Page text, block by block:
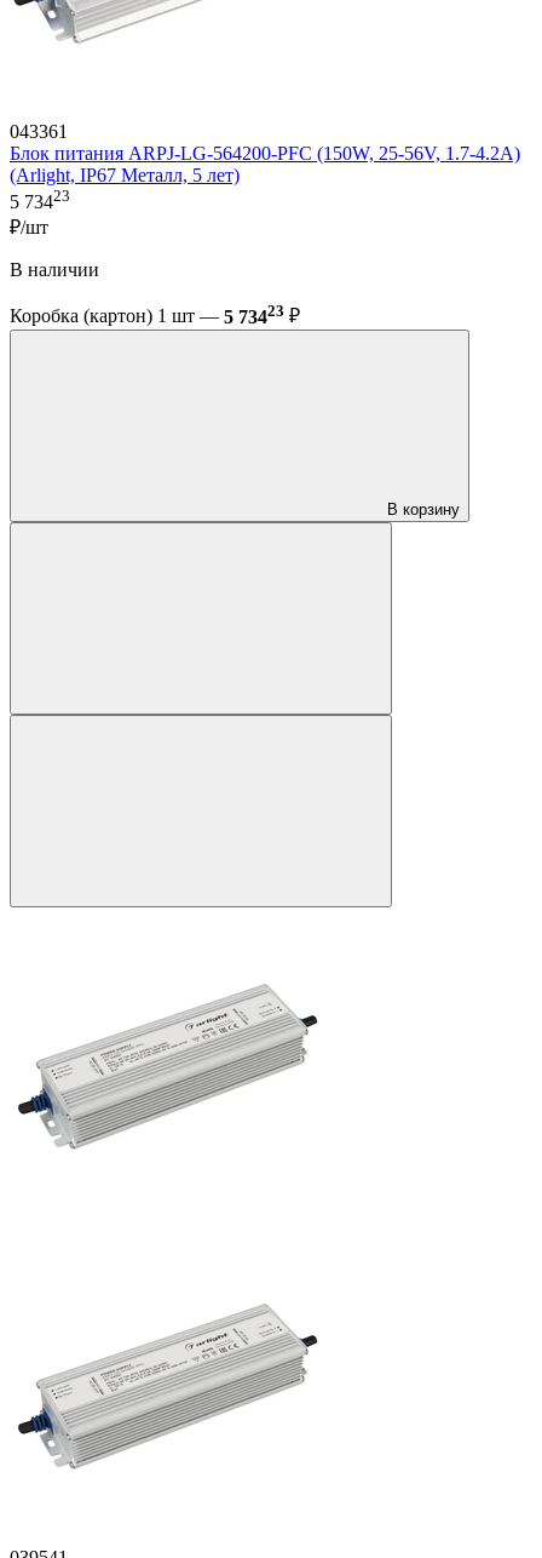
043361
Блок питания ARPJ-LG-564200-PFC (150W, 25-56V, 1.7-4.2A)
(Arlight, IP67 Металл, 5 лет)
5 73423
₽/шт
В наличии
Коробка (картон) 1 шт — 5 73423 ₽
В корзину